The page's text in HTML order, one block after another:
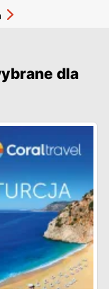
dla